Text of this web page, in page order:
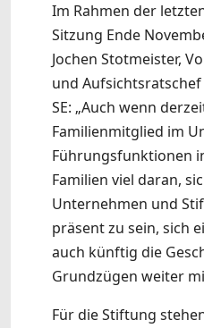
Im Rahmen der
Sitzung Ende
Jochen Stotmeister,
und
SE: „Auch wenn
Familienmitglied im
Führungsfunktionen
Familien viel daran,
Unternehmen und
präsent zu sein, sich
auch künftig die
Grundzügen weiter
Für die Stiftung